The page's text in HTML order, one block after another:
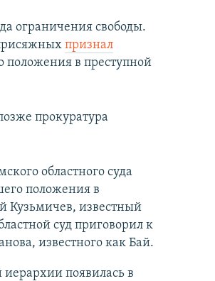
ограничения свободы.
признал
положения в преступной
прокуратура
областного суда
положения в
Кузьмичев, известный
суд приговорил к
известного как Бай.
появилась в